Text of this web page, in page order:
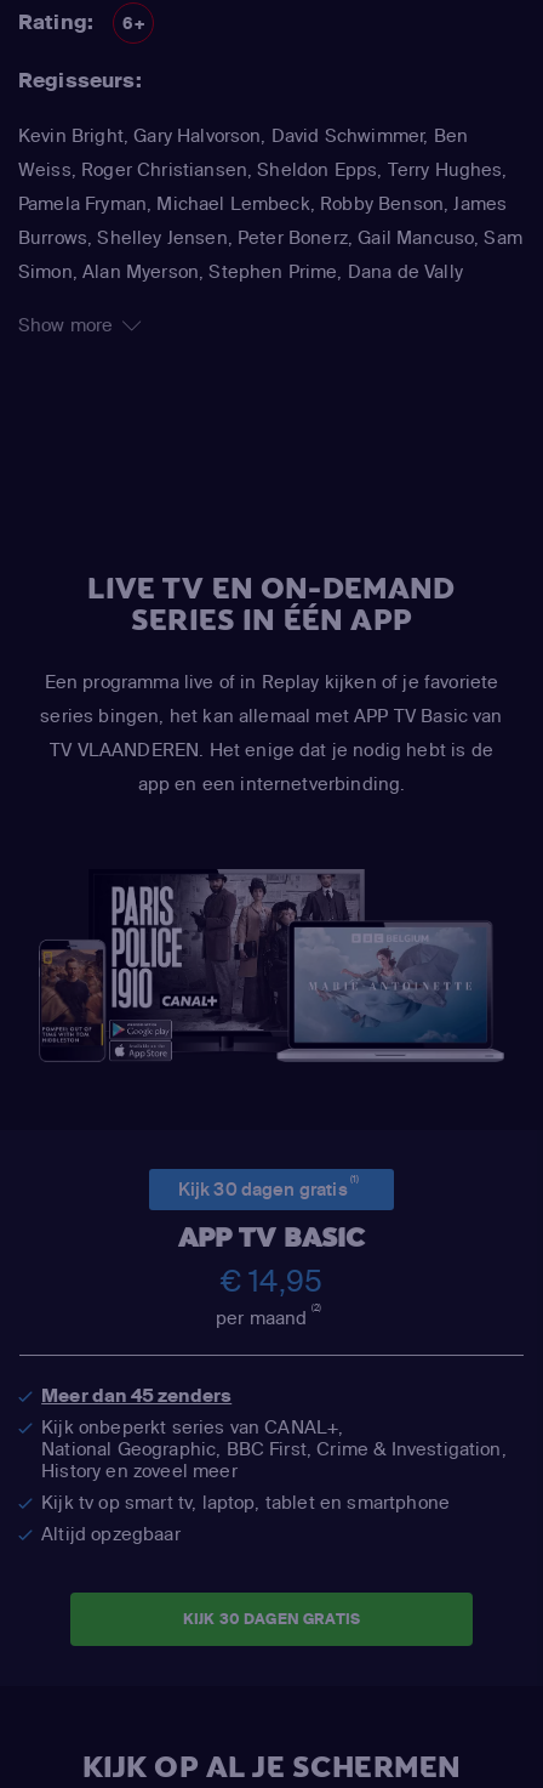
Rating: 6+
Regisseurs:
Kevin Bright, Gary Halvorson, David Schwimmer, Ben
Weiss, Roger Christiansen, Sheldon Epps, Terry Hughes,
Pamela Fryman, Michael Lembeck, Robby Benson, James
Burrows, Shelley Jensen, Peter Bonerz, Gail Mancuso, Sam
Simon, Alan Myerson, Stephen Prime, Dana de Vally
Show more
LIVE TV EN ON-DEMAND
SERIES IN ÉÉN APP
Een programma live of in Replay kijken of je favoriete
series bingen, het kan allemaal met APP TV Basic van
TV VLAANDEREN. Het enige dat je nodig hebt is de
app en een internetverbinding.
Kijk 30 dagen gratis(1)
APP TV BASIC
€ 14,95
per maand(2)
Meer dan 45 zenders
Kijk onbeperkt series van CANAL+,
National Geographic, BBC First, Crime & Investigation,
History en zoveel meer
Kijk tv op smart tv, laptop, tablet en smartphone
Altijd opzegbaar
KIJK 30 DAGEN GRATIS
KIJK OP AL JE SCHERMEN